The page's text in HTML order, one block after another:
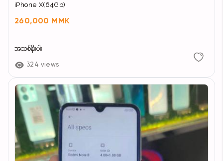
iPhone X(64Gb)
260,000 MMK
အသစ်နီးပါး
324 views